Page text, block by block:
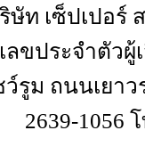
ษัท เซ็ปเปอร์
เลขประจำตัวผู้
ม ถนนเยาวร
2639-1056